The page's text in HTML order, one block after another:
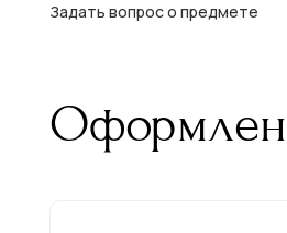
Задать вопрос о предмете